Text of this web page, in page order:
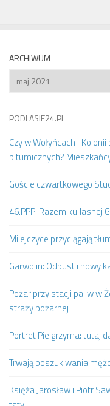
ARCHIWUM
Archiwum
PODLASIE24.PL
Czy w
bitumicznych?
Goście czwartkowego
46.PPP: Razem ku Jasnej
Milejczyce przyciągają
Garwolin: Odpust i nowy
Pożar przy stacji paliw w
straży pożarnej
Portret Pielgrzyma: tutaj
Trwają poszukiwania
Księża Jarosław i Piotr